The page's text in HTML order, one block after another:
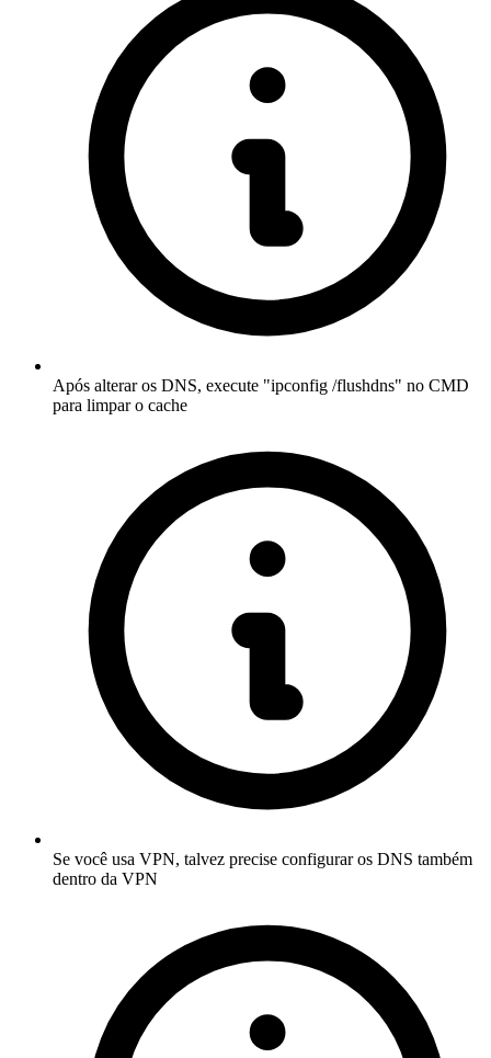
Após alterar os DNS, execute "ipconfig /flushdns" no CMD
para limpar o cache
Se você usa VPN, talvez precise configurar os DNS também
dentro da VPN